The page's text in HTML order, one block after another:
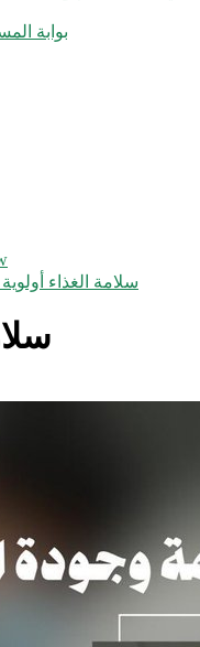
بوابة
سلامة الغذاء